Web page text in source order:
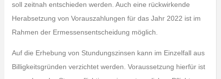
soll zeitnah entschieden werden. Auch eine rückwirkende
Herabsetzung von Vorauszahlungen für das Jahr 2022 ist im
Rahmen der Ermessensentscheidung möglich.
Auf die Erhebung von Stundungszinsen kann im Einzelfall aus
Billigkeitsgründen verzichtet werden. Voraussetzung hierfür ist